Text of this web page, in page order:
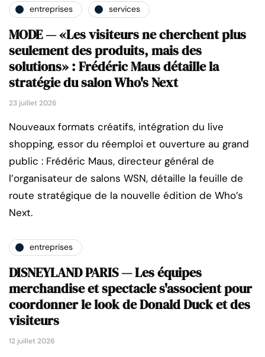
entreprises services
MODE — «Les visiteurs ne cherchent plus
seulement des produits, mais des
solutions» : Frédéric Maus détaille la
stratégie du salon Who's Next
23 juillet 2026
Nouveaux formats créatifs, intégration du live
shopping, essor du réemploi et ouverture au grand
public : Frédéric Maus, directeur général de
l’organisateur de salons WSN, détaille la feuille de
route stratégique de la nouvelle édition de Who’s
Next.
entreprises
DISNEYLAND PARIS — Les équipes
merchandise et spectacle s'associent pour
coordonner le look de Donald Duck et des
visiteurs
12 juillet 2026